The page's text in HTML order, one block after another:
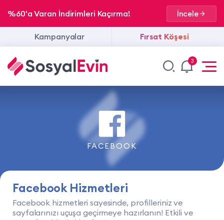
%60'a Varan İndirimleri Kaçırma! İncele
Kampanyalar Fırsat Köşesi
3
FACEBOOK
Facebook Hizmetleri
Facebook hizmetleri sayesinde, profilleriniz ve
sayfalarınızı uçuşa geçirmeye hazırlanın! Etkili ve